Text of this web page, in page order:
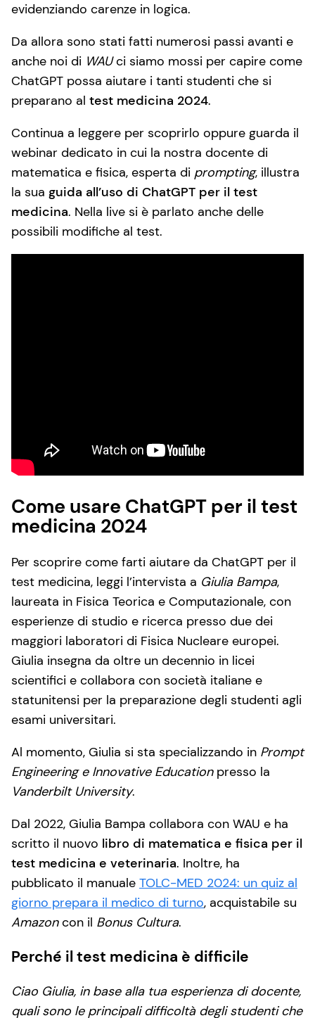
evidenziando carenze in logica.
Da allora sono stati fatti numerosi passi avanti e
anche noi di WAUci siamo mossi per capire come
ChatGPT possa aiutare i tanti studenti che si
preparano al test medicina 2024.
Continua a leggere per scoprirlo oppure guarda il
webinar dedicato in cui la nostra docente di
matematica e fisica, esperta di prompting, illustra
la sua guida all’uso di ChatGPT per il test
medicina. Nella live si è parlato anche delle
possibili modifiche al test.
Come usare ChatGPT per il test
medicina 2024
Per scoprire come farti aiutare da ChatGPT per il
test medicina, leggi l’intervista a Giulia Bampa,
laureata in Fisica Teorica e Computazionale, con
esperienze di studio e ricerca presso due dei
maggiori laboratori di Fisica Nucleare europei.
Giulia insegna da oltre un decennio in licei
scientifici e collabora con società italiane e
statunitensi per la preparazione degli studenti agli
esami universitari.
Al momento, Giulia si sta specializzando in Prompt
Engineering e Innovative Educationpresso la
Vanderbilt University.
Dal 2022, Giulia Bampa collabora con WAU e ha
scritto il nuovo libro di matematica e fisica per il
test medicina e veterinaria. Inoltre, ha
pubblicato il manuale TOLC-MED 2024: un quiz al
giorno prepara il medico di turno, acquistabile su
Amazoncon il Bonus Cultura.
Perché il test medicina è difficile
Ciao Giulia, in base alla tua esperienza di docente,
quali sono le principali difficoltà degli studenti che